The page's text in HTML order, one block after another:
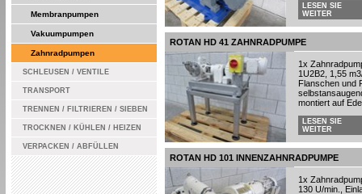
Membranpumpen
Vakuumpumpen
Zahnradpumpen
SCHLEUSEN / VENTILE
TRANSPORT
TRENNEN / FILTRIEREN / SIEBEN
TROCKNEN / KÜHLEN / HEIZEN
VERPACKEN / ABFÜLLEN
LESEN SIE
WEITER
ROTAN HD 41 ZAHNRADPUMPE
1x
1U2B2, 1,55
Flanschen und
montiert auf
LESEN SIE
WEITER
ROTAN HD 101 INNENZAHNRADPUMPE
1x
130 U/min.,